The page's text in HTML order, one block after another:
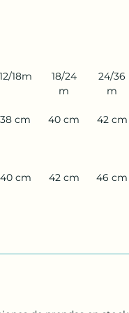
12/18m
18/24
m
24/36
m
38 cm 40 cm 42 cm
40 cm 42 cm 46 cm